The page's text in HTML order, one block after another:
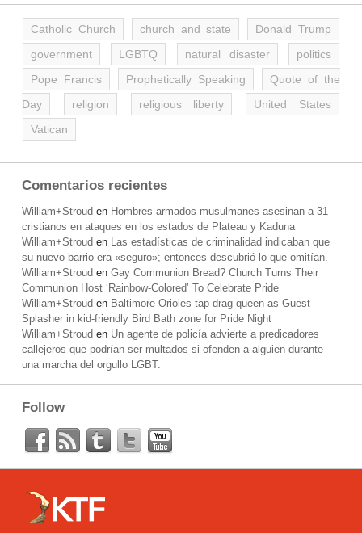
Catholic Church church and state
Donald Trump
government
LGBTQ natural disaster
politics
Pope Francis
Prophetically Speaking
Quote of the
Day
religion religious liberty
United States
Vatican
Comentarios recientes
William+Stroud en Hombres armados musulmanes asesinan a 31
cristianos en ataques en los estados de Plateau y Kaduna
William+Stroud en Las estadísticas de criminalidad indicaban que
su nuevo barrio era «seguro»; entonces descubrió lo que omitían.
William+Stroud en Gay Communion Bread? Church Turns Their
Communion Host ‘Rainbow-Colored’ To Celebrate Pride
William+Stroud en Baltimore Orioles tap drag queen as Guest
Splasher in kid-friendly Bird Bath zone for Pride Night
William+Stroud en Un agente de policía advierte a predicadores
callejeros que podrían ser multados si ofenden a alguien durante
una marcha del orgullo LGBT.
Follow